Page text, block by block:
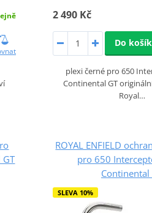
2 490 Kč
Do
plexi černé pro 650
Continental GT
Royal…
ROYAL ENFIELD
pro 650
Continental
SLEVA 10%